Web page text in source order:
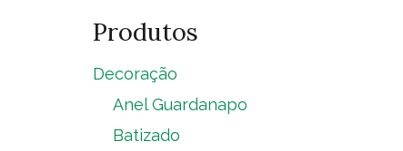
Produtos
Decoração
Anel Guardanapo
Batizado